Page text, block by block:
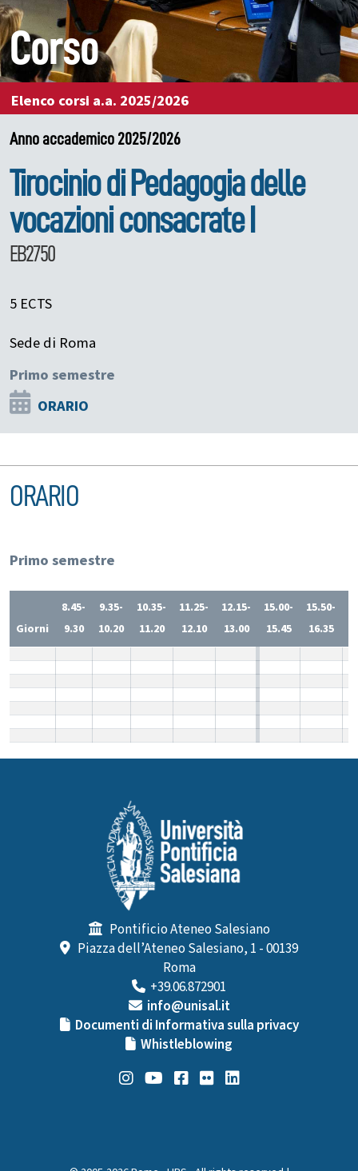
Corso
Elenco corsi a.a. 2025/2026
Anno accademico 2025/2026
Tirocinio di Pedagogia delle
vocazioni consacrate I
EB2750
5 ECTS
Sede di Roma
Primo semestre
ORARIO
ORARIO
Primo semestre
Giorni
8.45-
9.30
9.35-
10.20
10.35-
11.20
11.25-
12.10
12.15-
13.00
15.00-
15.45
15.50-
16.35
Pontificio Ateneo Salesiano
Piazza dell’Ateneo Salesiano, 1 - 00139
Roma
+39.06.872901
info@unisal.it
Documenti di Informativa sulla privacy
Whistleblowing